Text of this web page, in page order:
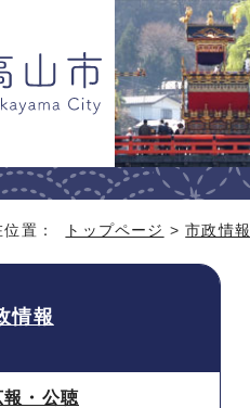
位置： トップページ >市政情報
情報
報・公聴